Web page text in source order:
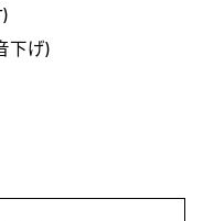
下げ)